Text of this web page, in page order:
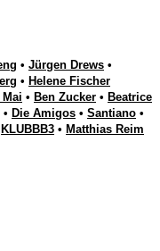
• Jürgen Drews •
• Helene Fischer
Mai • Ben Zucker • Beatrice
• Die Amigos • Santiano •
KLUBBB3 • Matthias Reim